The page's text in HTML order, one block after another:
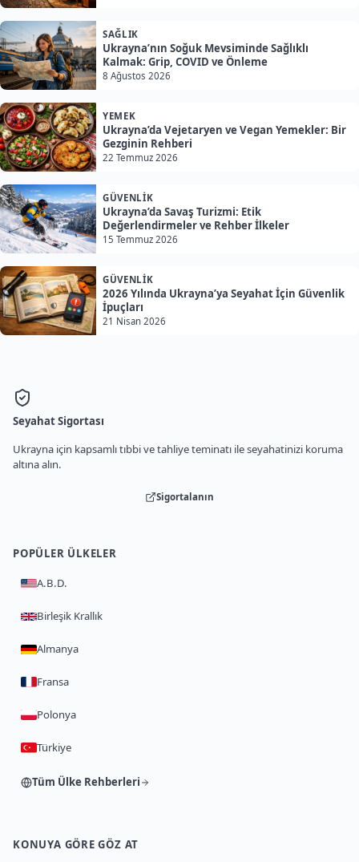
SAĞLIK
Ukrayna’nın Soğuk Mevsiminde Sağlıklı
Kalmak: Grip, COVID ve Önleme
8 Ağustos 2026
YEMEK
Ukrayna’da Vejetaryen ve Vegan Yemekler: Bir
Gezginin Rehberi
22 Temmuz 2026
GÜVENLIK
Ukrayna’da Savaş Turizmi: Etik
Değerlendirmeler ve Rehber İlkeler
15 Temmuz 2026
GÜVENLIK
2026 Yılında Ukrayna’ya Seyahat İçin Güvenlik
İpuçları
21 Nisan 2026
Seyahat Sigortası
Ukrayna için kapsamlı tıbbi ve tahliye teminatı ile seyahatinizi koruma
altına alın.
Sigortalanın
POPÜLER ÜLKELER
A.B.D.
Birleşik Krallık
Almanya
Fransa
Polonya
Türkiye
Tüm Ülke Rehberleri
KONUYA GÖRE GÖZ AT